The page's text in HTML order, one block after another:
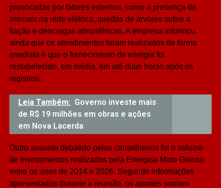
provocadas por fatores externos, como a presença de
animais na rede elétrica, quedas de árvores sobre a
fiação e descargas atmosféricas. A empresa informou
ainda que os atendimentos foram realizados de forma
imediata e que o fornecimento de energia foi
restabelecido, em média, em até duas horas após os
registros.
Leia Também: Governo investe mais
de R$ 19 milhões em obras e ações
em Nova Lacerda
Outro assunto debatido pelos conselheiros foi o volume
de investimentos realizados pela Energisa Mato Grosso
entre os anos de 2014 e 2026. Segundo informações
apresentadas durante a reunião, os aportes somam